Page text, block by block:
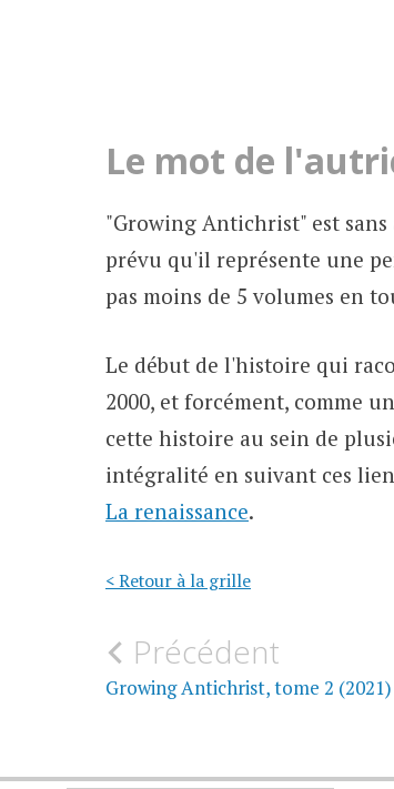
Le mot de
"Growing Antichrist" est
prévu qu'il représente une
pas moins de 5 volumes en
Le début de l'histoire qui
2000, et forcément, comme
cette histoire au sein de
intégralité en suivant ces
La renaissance.
< Retour à la grille
Navigation
de
Précédent
Growing Antichrist, tome 2 (2021)